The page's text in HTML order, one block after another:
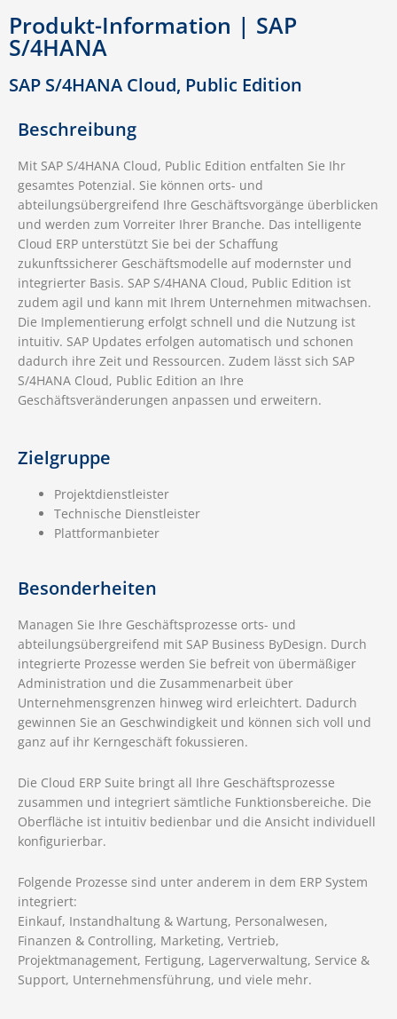
Produkt-Information | SAP
S/4HANA
SAP S/4HANA Cloud, Public Edition
Beschreibung
Mit SAP S/4HANA Cloud, Public Edition entfalten Sie Ihr
gesamtes Potenzial. Sie können orts- und
abteilungsübergreifend Ihre Geschäftsvorgänge überblicken
und werden zum Vorreiter Ihrer Branche. Das intelligente
Cloud ERP unterstützt Sie bei der Schaffung
zukunftssicherer Geschäftsmodelle auf modernster und
integrierter Basis. SAP S/4HANA Cloud, Public Edition ist
zudem agil und kann mit Ihrem Unternehmen mitwachsen.
Die Implementierung erfolgt schnell und die Nutzung ist
intuitiv. SAP Updates erfolgen automatisch und schonen
dadurch ihre Zeit und Ressourcen. Zudem lässt sich SAP
S/4HANA Cloud, Public Edition an Ihre
Geschäftsveränderungen anpassen und erweitern.
Zielgruppe
Projektdienstleister
Technische Dienstleister
Plattformanbieter
Besonderheiten
Managen Sie Ihre Geschäftsprozesse orts- und
abteilungsübergreifend mit SAP Business ByDesign. Durch
integrierte Prozesse werden Sie befreit von übermäßiger
Administration und die Zusammenarbeit über
Unternehmensgrenzen hinweg wird erleichtert. Dadurch
gewinnen Sie an Geschwindigkeit und können sich voll und
ganz auf ihr Kerngeschäft fokussieren.
Die Cloud ERP Suite bringt all Ihre Geschäftsprozesse
zusammen und integriert sämtliche Funktionsbereiche. Die
Oberfläche ist intuitiv bedienbar und die Ansicht individuell
konfigurierbar.
Folgende Prozesse sind unter anderem in dem ERP System
integriert:
Einkauf, Instandhaltung & Wartung, Personalwesen,
Finanzen & Controlling, Marketing, Vertrieb,
Projektmanagement, Fertigung, Lagerverwaltung, Service &
Support, Unternehmensführung, und viele mehr.